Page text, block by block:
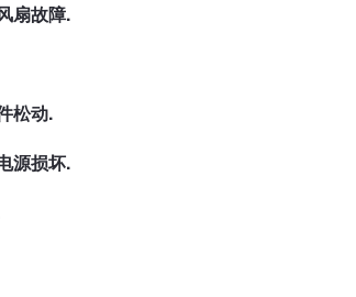
扇故障.
松动.
源损坏.